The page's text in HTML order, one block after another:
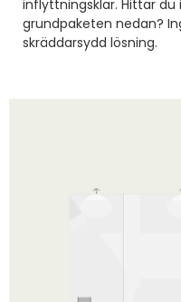
inflyttningsklar. Hittar
grundpaketen nedan?
skräddarsydd lösning.